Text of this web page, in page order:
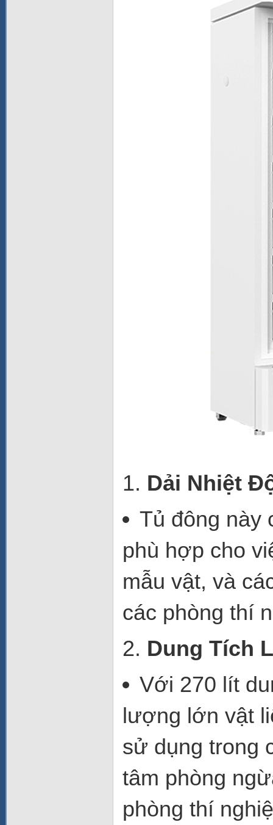
1. Dải Nhiệt
Tủ đông này
phù hợp cho
mẫu vật, và
các phòng thí
2. Dung Tích
Với 270 lít
lượng lớn vật
sử dụng trong
tâm phòng
phòng thí